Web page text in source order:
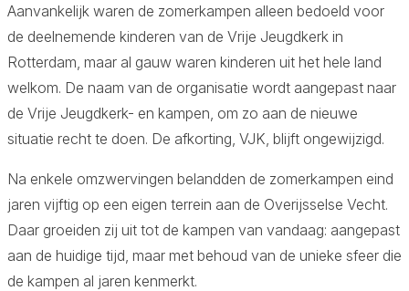
Aanvankelijk waren de zomerkampen alleen bedoeld voor
de deelnemende kinderen van de Vrije Jeugdkerk in
Rotterdam, maar al gauw waren kinderen uit het hele land
welkom. De naam van de organisatie wordt aangepast naar
de Vrije Jeugdkerk- en kampen, om zo aan de nieuwe
situatie recht te doen. De afkorting, VJK, blijft ongewijzigd.
Na enkele omzwervingen belandden de zomerkampen eind
jaren vijftig op een eigen terrein aan de Overijsselse Vecht.
Daar groeiden zij uit tot de kampen van vandaag: aangepast
aan de huidige tijd, maar met behoud van de unieke sfeer die
de kampen al jaren kenmerkt.